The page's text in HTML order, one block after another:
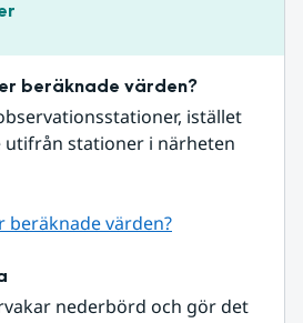
beräknade värden?
istället
utifrån stationer i närheten
beräknade värden?
nederbörd och gör det